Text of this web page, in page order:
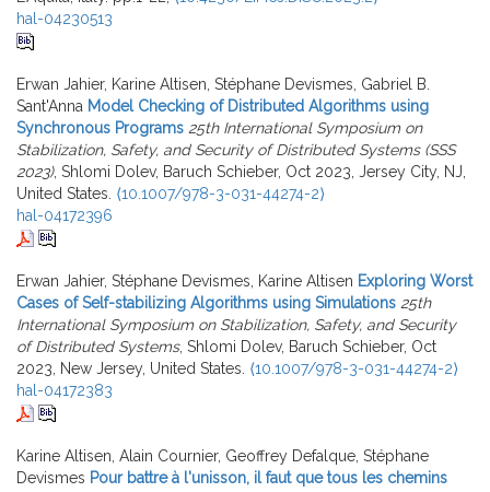
hal-04230513
Erwan Jahier, Karine Altisen, Stéphane Devismes, Gabriel B.
Sant'Anna Model Checking of Distributed Algorithms using
Synchronous Programs 25th International Symposium on
Stabilization, Safety, and Security of Distributed Systems (SSS
2023), Shlomi Dolev, Baruch Schieber, Oct 2023, Jersey City, NJ,
United States. ⟨10.1007/978-3-031-44274-2⟩
hal-04172396
Erwan Jahier, Stéphane Devismes, Karine Altisen Exploring Worst
Cases of Self-stabilizing Algorithms using Simulations 25th
International Symposium on Stabilization, Safety, and Security
of Distributed Systems, Shlomi Dolev, Baruch Schieber, Oct
2023, New Jersey, United States. ⟨10.1007/978-3-031-44274-2⟩
hal-04172383
Karine Altisen, Alain Cournier, Geoffrey Defalque, Stéphane
Devismes Pour battre à l'unisson, il faut que tous les chemins